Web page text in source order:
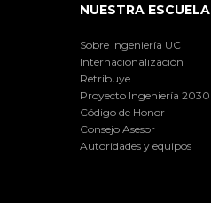
NUESTRA ESCUELA
Sobre Ingeniería UC
Internacionalización
Retribuye
Proyecto Ingeniería 2030
Código de Honor
Consejo Asesor
Autoridades y equipos